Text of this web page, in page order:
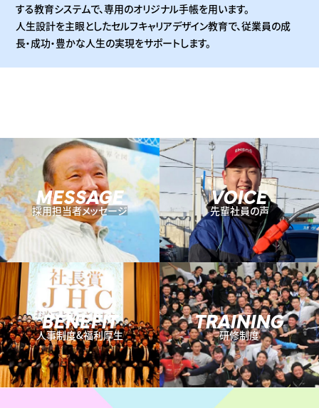
する教育システムで、専用のオリジナル手帳を用います。
人生設計を主眼としたセルフキャリアデザイン教育で、従業員の成
長・成功・豊かな人生の実現をサポートします。
MESSAGE
採用担当者メッセージ
VOICE
先輩社員の声
BENEFIT
人事制度&福利厚生
TRAINING
研修制度